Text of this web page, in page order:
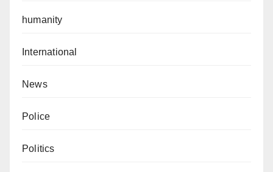
humanity
International
News
Police
Politics